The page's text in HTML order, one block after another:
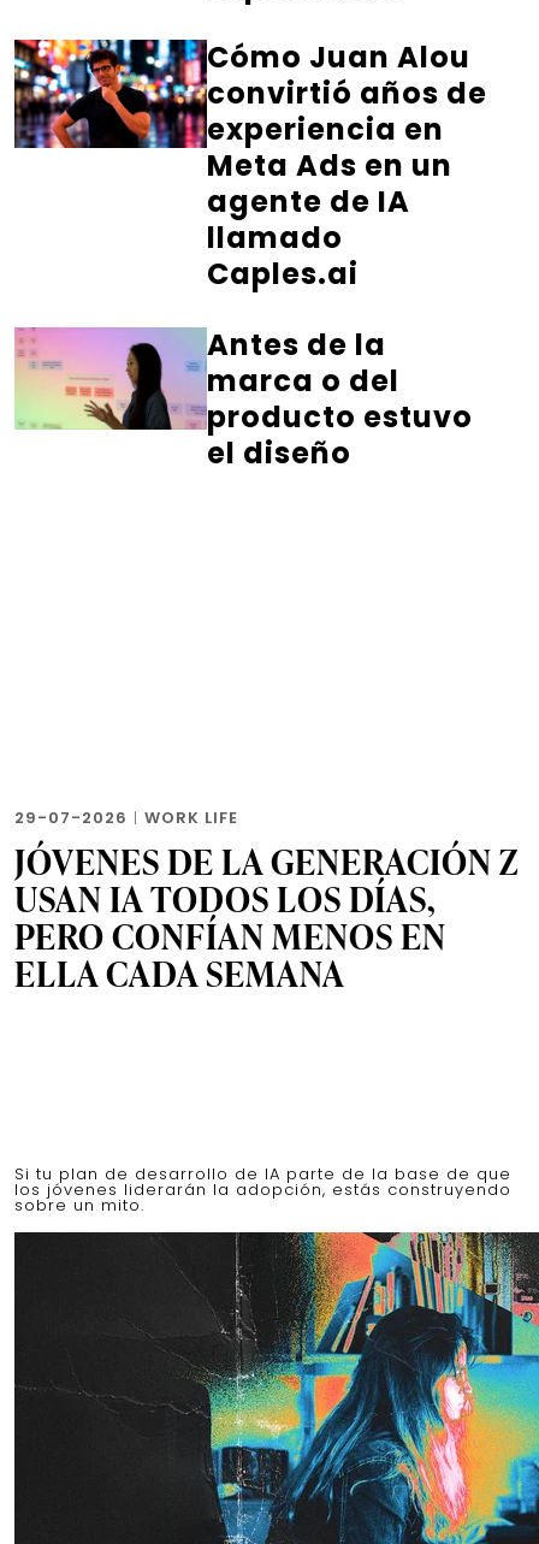
Cómo Juan Alou
convirtió años de
experiencia en
Meta Ads en un
agente de IA
llamado
Caples.ai
Antes de la
marca o del
producto estuvo
el diseño
29-07-2026 | WORK LIFE
JÓVENES DE LA GENERACIÓN Z
USAN IA TODOS LOS DÍAS,
PERO CONFÍAN MENOS EN
ELLA CADA SEMANA
Si tu plan de desarrollo de IA parte de la base de que
los jóvenes liderarán la adopción, estás construyendo
sobre un mito.